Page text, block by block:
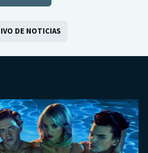
DE NOTICIAS